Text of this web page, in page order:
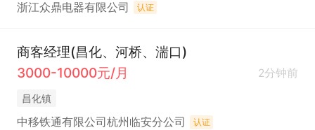
浙江众鼎电器有限公司 认证
商客经理(昌化、河桥、湍口)
3000-10000元/月
2分钟前
昌化镇
中移铁通有限公司杭州临安分公司 认证